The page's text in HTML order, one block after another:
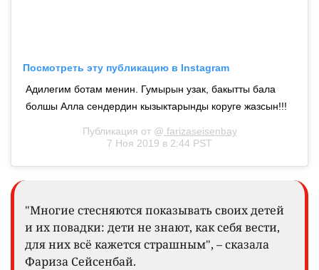
Посмотреть эту публикацию в Instagram
Адилегим ботам менин. Гумырын узак, бакытты бала
болшы Алла сендердин кызыктарынды коруге жазсын!!!
Публикация от @ farizaseisenbay
7 Ноя 2019 в 2:44 PST
"Многие стесняются показывать своих детей
и их повадки: дети не знают, как себя вести,
для них всё кажется страшным", – сказала
Фариза Сейсенбай.